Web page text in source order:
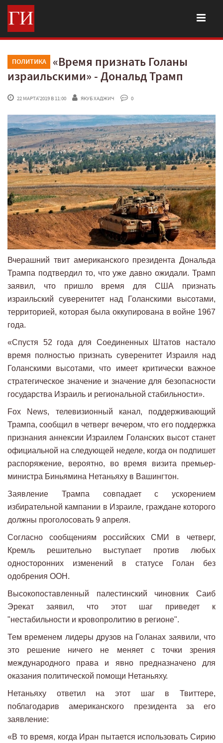
ПОЛИТИКА
«Время признать Голаны
израильскими» - Дональд Трамп
22 МАРТА'2019 В 11:00 ЯКУБ ХАДЖИЧ 0
Вчерашний твит американского президента Дональда
Трампа подтвердил то, что уже давно ожидали. Трамп
заявил, что пришло время для США признать
израильский суверенитет над Голанскими высотами,
территорией, которая была оккупирована в войне 1967
года.
«Спустя 52 года для Соединенных Штатов настало
время полностью признать суверенитет Израиля над
Голанскими высотами, что имеет критически важное
стратегическое значение и значение для безопасности
государства Израиль и региональной стабильности».
Fox News, телевизионный канал, поддерживающий
Трампа, сообщил в четверг вечером, что его поддержка
признания аннексии Израилем Голанских высот станет
официальной на следующей неделе, когда он подпишет
распоряжение, вероятно, во время визита премьер-
министра Биньямина Нетаньяху в Вашингтон.
Заявление Трампа совпадает с ускорением
избирательной кампании в Израиле, граждане которого
должны проголосовать 9 апреля.
Согласно сообщениям российских СМИ в четверг,
Кремль решительно выступает против любых
односторонних изменений в статусе Голан без
одобрения ООН.
Высокопоставленный палестинский чиновник Саиб
Эрекат заявил, что этот шаг приведет к
"нестабильности и кровопролитию в регионе".
Тем временем лидеры друзов на Голанах заявили, что
это решение ничего не меняет с точки зрения
международного права и явно предназначено для
оказания политической помощи Нетаньяху.
Нетаньяху ответил на этот шаг в Твиттере,
поблагодарив американского президента за его
заявление:
«В то время, когда Иран пытается использовать Сирию